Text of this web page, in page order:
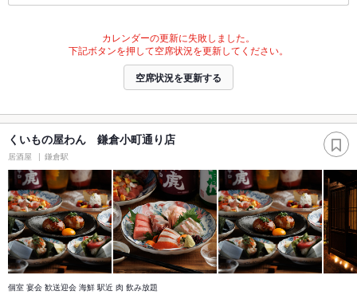
カレンダーの更新に失敗しました。
下記ボタンを押して空席状況を更新してください。
空席状況を更新する
くいもの屋わん 鎌倉小町通り店
居酒屋 鎌倉駅
個室 宴会 歓送迎会 海鮮 駅近 肉 飲み放題